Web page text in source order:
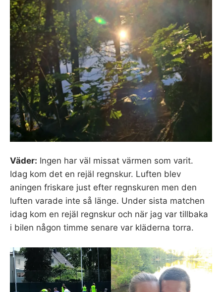
Väder: Ingen har väl missat värmen som varit.
Idag kom det en rejäl regnskur. Luften blev
aningen friskare just efter regnskuren men den
luften varade inte så länge. Under sista matchen
idag kom en rejäl regnskur och när jag var tillbaka
i bilen någon timme senare var kläderna torra.